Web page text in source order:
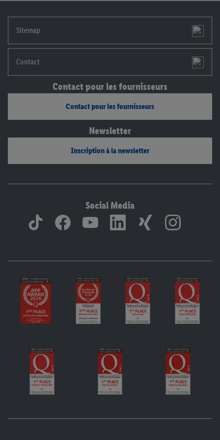
Sitemap
Contact
Contact pour les fournisseurs
Contact pour les fournisseurs
Newsletter
Inscription à la newsletter
Social Media